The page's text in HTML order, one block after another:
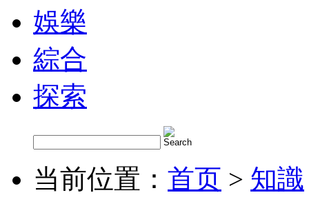
娛樂
綜合
探索
当前位置： 首页 > 知識